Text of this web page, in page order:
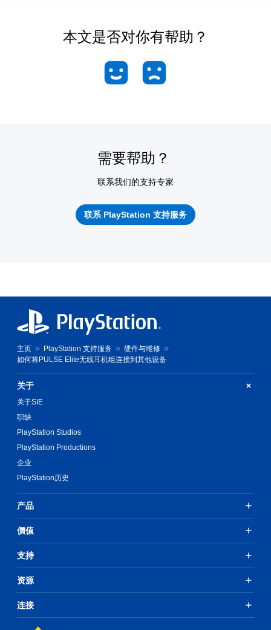
本文是否对你有帮助？
需要帮助？
联系我们的支持专家
联系 PlayStation 支持服务
主页 PlayStation 支持服务
硬件与维修
如何将PULSE Elite无线耳机组连接到其他设备
关于
关于SIE
职缺
PlayStation Studios
PlayStation Productions
企业
PlayStation历史
产品
價值
支持
资源
连接